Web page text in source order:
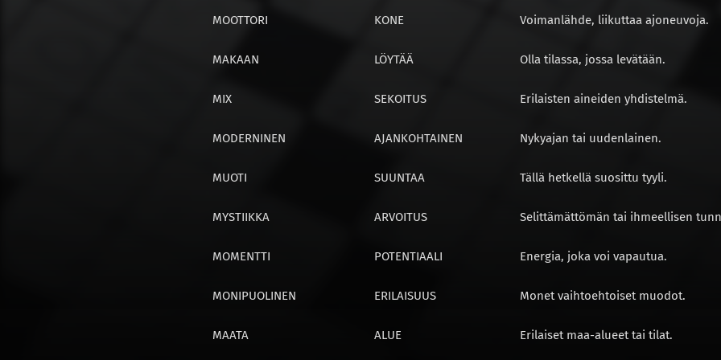
MOOTTORI KONE Voimanlähde, liikuttaa ajoneuvoja.
MAKAAN LÖYTÄÄ Olla tilassa, jossa levätään.
MIX SEKOITUS Erilaisten aineiden yhdistelmä.
MODERNINEN AJANKOHTAINEN Nykyajan tai uudenlainen.
MUOTI SUUNTAA Tällä hetkellä suosittu tyyli.
MYSTIIKKA ARVOITUS Selittämättömän tai ihmeellisen
MOMENTTI POTENTIAALI Energia, joka voi vapautua.
MONIPUOLINEN ERILAISUUS Monet vaihtoehtoiset muodot.
MAATA ALUE Erilaiset maa-alueet tai tilat.